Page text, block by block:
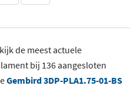
de meest actuele
bij 136 aangesloten
Gembird 3DP-PLA1.75-01-BS